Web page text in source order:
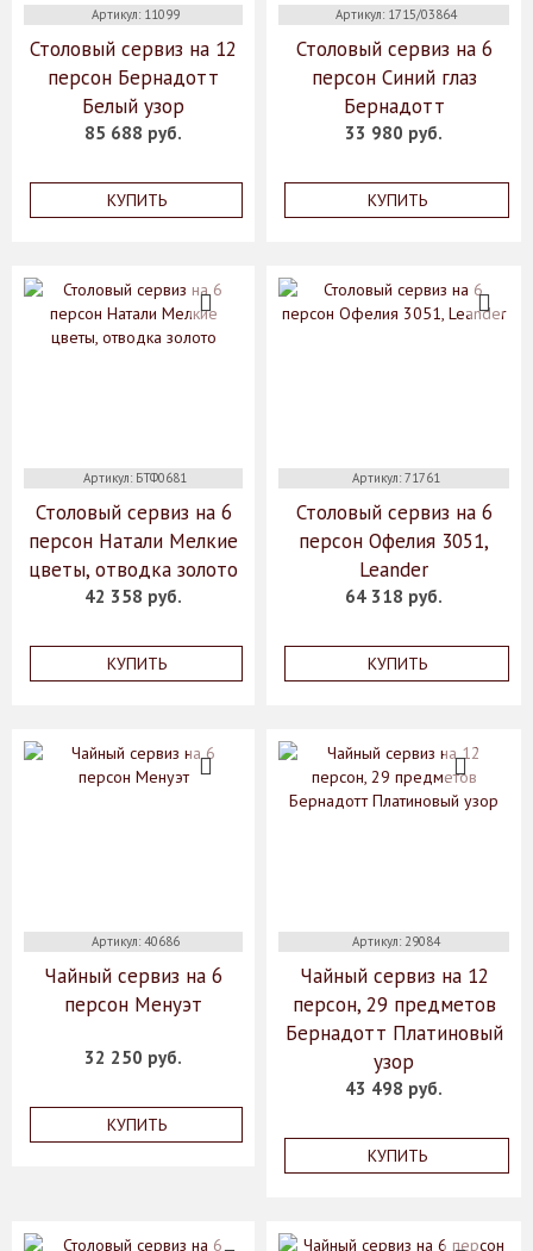
Артикул: 11099
Столовый сервиз на 12
персон Бернадотт
Белый узор
85 688 руб.
КУПИТЬ
Артикул: 1715/03864
Столовый сервиз на 6
персон Синий глаз
Бернадотт
33 980 руб.
КУПИТЬ
Артикул: БТФ0681
Столовый сервиз на 6
персон Натали Мелкие
цветы, отводка золото
42 358 руб.
КУПИТЬ
Артикул: 71761
Столовый сервиз на 6
персон Офелия 3051,
Leander
64 318 руб.
КУПИТЬ
Артикул: 40686
Чайный сервиз на 6
персон Менуэт
32 250 руб.
КУПИТЬ
Артикул: 29084
Чайный сервиз на 12
персон, 29 предметов
Бернадотт Платиновый
узор
43 498 руб.
КУПИТЬ